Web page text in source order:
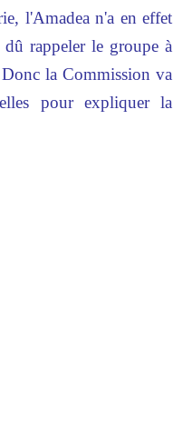
l'Amadea n'a en effet
rappeler le groupe à
la Commission va
pour expliquer la